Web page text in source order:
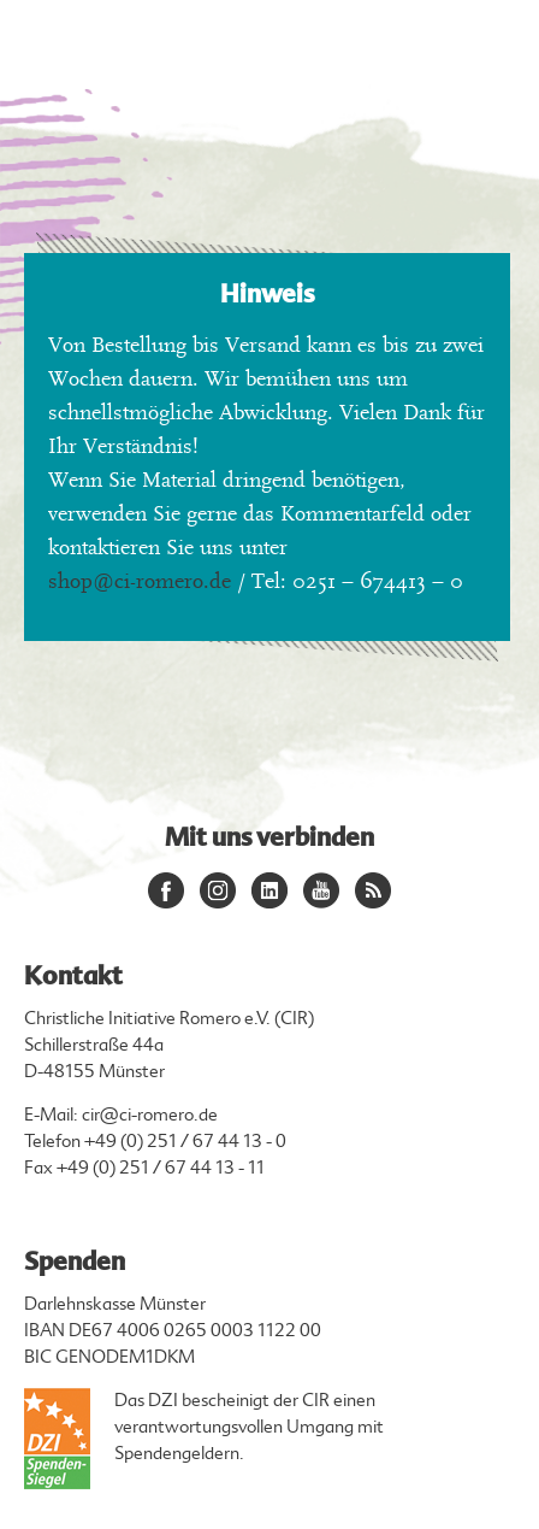
Hinweis
Von Bestellung bis Versand kann es bis zu zwei
Wochen dauern. Wir bemühen uns um
schnellstmögliche Abwicklung. Vielen Dank für
Ihr Verständnis!
Wenn Sie Material dringend benötigen,
verwenden Sie gerne das Kommentarfeld oder
kontaktieren Sie uns unter
shop@ci-romero.de / Tel: 0251 – 674413 – 0
Mit uns verbinden
Kontakt
Christliche Initiative Romero e.V. (CIR)
Schillerstraße 44a
D-48155 Münster
E-Mail: cir@ci-romero.de
Telefon+49 (0) 251 / 67 44 13 - 0
Fax +49 (0) 251 / 67 44 13 - 11
Spenden
Darlehnskasse Münster
IBAN DE67 4006 0265 0003 1122 00
BIC GENODEM1DKM
Das DZI bescheinigt der CIR einen
verantwortungsvollen Umgang mit
Spendengeldern.